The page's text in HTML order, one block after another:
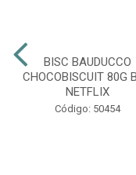
BISC BAUDUCCO
CHOCOBISCUIT 80G
NETFLIX
Código: 50454